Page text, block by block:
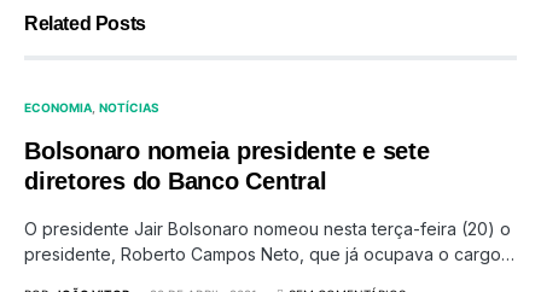
Related Posts
ECONOMIA NOTÍCIAS
Bolsonaro nomeia presidente e sete
diretores do Banco Central
O presidente Jair Bolsonaro nomeou nesta terça-feira (20) o
presidente, Roberto Campos Neto, que já ocupava o cargo…